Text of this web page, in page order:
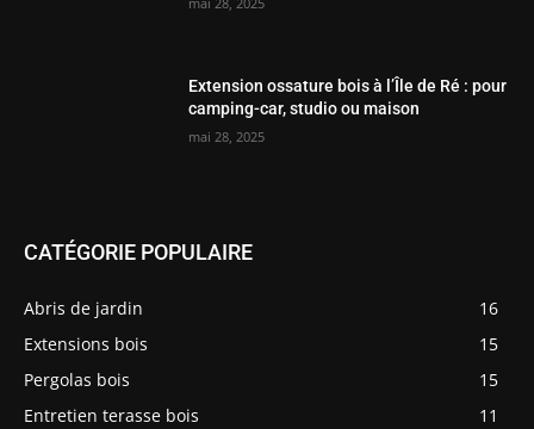
Extension ossature bois à l’Île de Ré : pour
camping-car, studio ou maison
mai 28, 2025
CATÉGORIE POPULAIRE
Abris de jardin
16
Extensions bois
15
Pergolas bois
15
Entretien terasse bois
11